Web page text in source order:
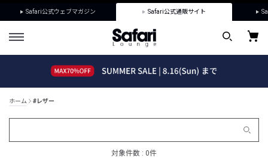
Safari公式ウェブマガジン Safari公式通販サイト
ホーム #レザー
対象件数 : 0件